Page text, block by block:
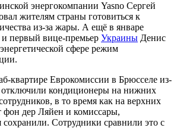
энергокомпании Yasno Сергей
жителям страны готовиться к
из-за жары. А ещё в январе
первый вице-премьер Украины Денис
сфере режим
квартире Еврокомиссии в Брюсселе из-
кондиционеры на нижних
в то время как на верхних
фон дер Ляйен и комиссары,
Сотрудники сравнили это с